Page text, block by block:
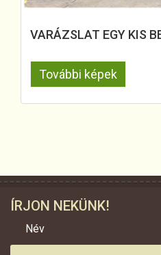
VARÁZSLAT EGY KIS
További képek
ÍRJON NEKÜNK!
Név